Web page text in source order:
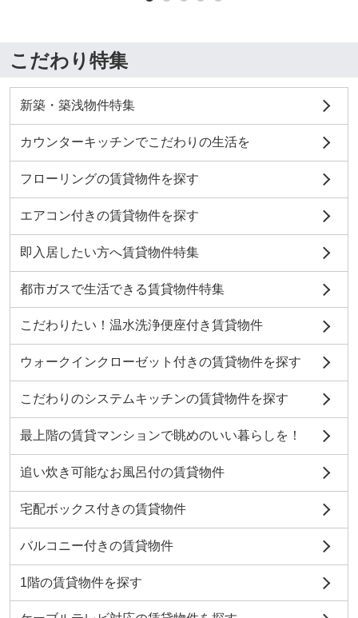
こだわり特集
新築・築浅物件特集
カウンターキッチンでこだわりの生活を
フローリングの賃貸物件を探す
エアコン付きの賃貸物件を探す
即入居したい方へ賃貸物件特集
都市ガスで生活できる賃貸物件特集
こだわりたい！温水洗浄便座付き賃貸物件
ウォークインクローゼット付きの賃貸物件を探す
こだわりのシステムキッチンの賃貸物件を探す
最上階の賃貸マンションで眺めのいい暮らしを！
追い炊き可能なお風呂付の賃貸物件
宅配ボックス付きの賃貸物件
バルコニー付きの賃貸物件
1階の賃貸物件を探す